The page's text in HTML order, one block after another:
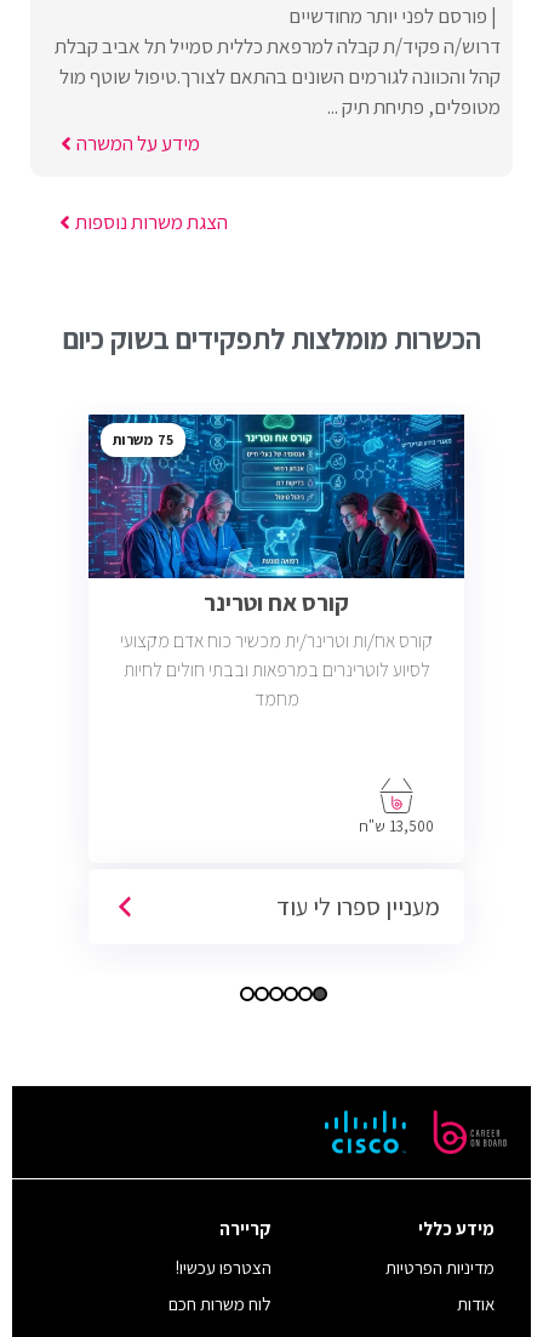
פורסם לפני יותר מחודשיים
דרוש/ה פקיד/ת קבלה למרפאת כללית סמייל תל אביב קבלת
קהל והכוונה לגורמים השונים בהתאם לצורך.טיפול שוטף מול
מטופלים, פתיחת תיק ...
מידע על המשרה
הצגת משרות נוספות
הכשרות מומלצות לתפקידים בשוק כיום
75
קורס אח וטרינר
קורס אח/ות וטרינר/ית מכשיר כוח אדם מקצועי
לסיוע לוטרינרים במרפאות ובבתי חולים לחיות
מחמד
13,500 ש"ח
מעניין ספרו לי עוד
מידע כללי
מדיניות הפרטיות
אודות
קריירה
הצטרפו עכשיו!
לוח משרות חכם